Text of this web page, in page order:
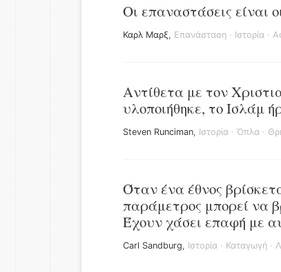
Οι επαναστάσεις είναι
Καρλ Μαρξ, Επανάσταση · Ιστορία ·
Αντίθετα με τον
υλοποιήθηκε, το Ισλάμ
Steven Runciman, Ιστορία · Όπλα ·
Όταν ένα έθνος
παράμετρος μπορεί να
Έχουν χάσει επαφή με
Carl Sandburg, Ιστορία · Καταγωγή ·